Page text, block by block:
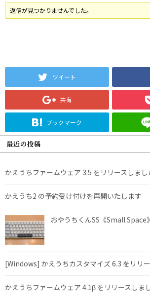
返信が見つかりませんでした。
ツイート
共有
ブックマーク
最近の投稿
かえうちファームウェア 3.5 をリリースしまし
かえうち2 の予約受け付けを再開いたします
おやうちくんSS《Small Space
[Windows] かえうちカスタマイズ 6.3 をリリ
かえうちファームウェア 4.1β をリリースしま